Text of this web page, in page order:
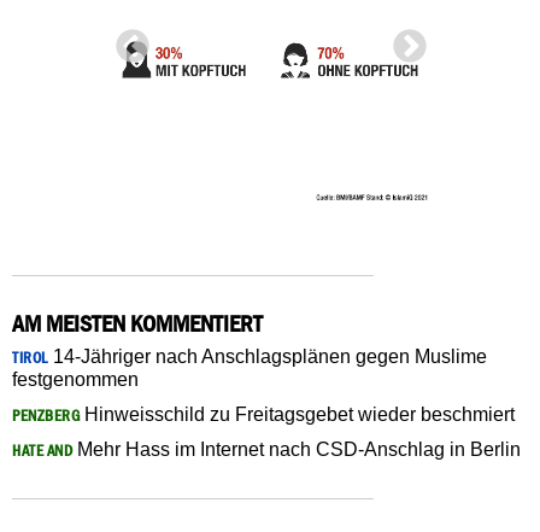
AM MEISTEN KOMMENTIERT
TIROL14-Jähriger nach Anschlagsplänen gegen Muslime
festgenommen
PENZBERGHinweisschild zu Freitagsgebet wieder beschmiert
HATE ANDMehr Hass im Internet nach CSD-Anschlag in Berlin